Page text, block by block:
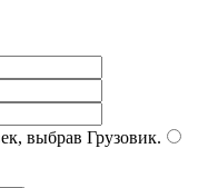
выбрав Грузовик.